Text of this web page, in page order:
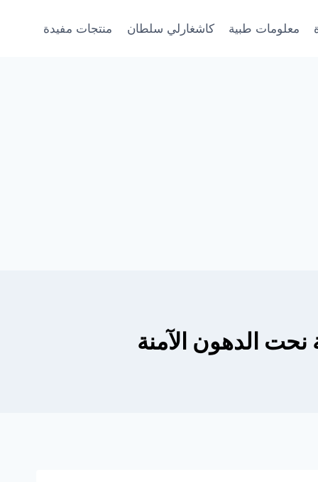
معلومات طبية كاشغارلي سلطان منتجات مفيدة
نحت الدهون الآمنة